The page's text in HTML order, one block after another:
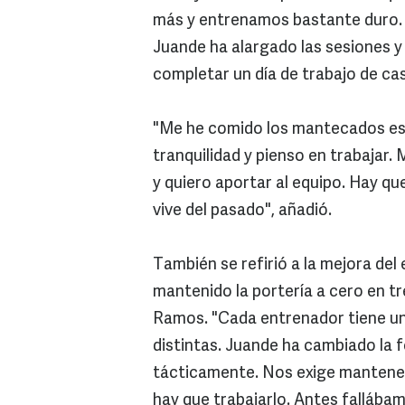
más y entrenamos bastante
Juande ha alargado las sesiones
completar un día de trabajo de
"Me he comido los mantecados
tranquilidad y pienso en trabajar.
y quiero aportar al equipo. Hay
vive del pasado", añadió.
También se refirió a la mejora del
mantenido la portería a cero en
Ramos. "Cada entrenador tiene
distintas. Juande ha cambiado la
tácticamente. Nos exige
hay que trabajarlo. Antes